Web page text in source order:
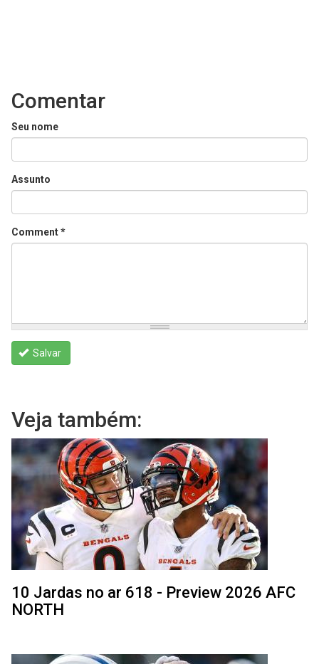
Comentar
Seu nome
Assunto
Comment*
Salvar
Veja também:
10 Jardas no ar 618 - Preview 2026 AFC
NORTH